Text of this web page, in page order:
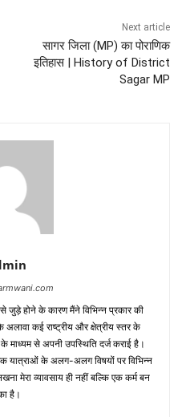
Next article
सागर जिला (MP) का पोराणिक
इतिहास | History of District
Sagar MP
जुड़े होने के कारण मैंने विभिन्न प्रकार की
कई राष्ट्रीय और क्षेत्रीय स्तर के
माध्यम से अपनी उपस्थिति दर्ज कराई है।
यात्राओं के अलग-अलग विषयों पर विभिन्न
मेरा व्यावसाय ही नहीं बल्कि एक कर्म बन
है।